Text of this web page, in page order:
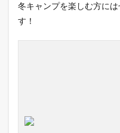
冬キャンプを楽しむ方に
す！